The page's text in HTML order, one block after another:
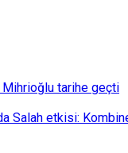
tarihe geçti
Salah etkisi: